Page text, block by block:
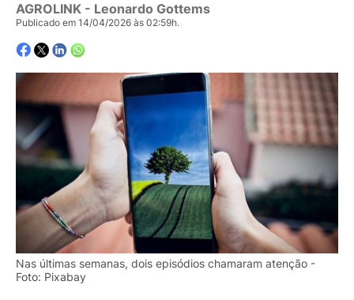
AGROLINK - Leonardo Gottems
Publicado em 14/04/2026 às 02:59h.
Nas últimas semanas, dois episódios chamaram atenção -
Foto: Pixabay